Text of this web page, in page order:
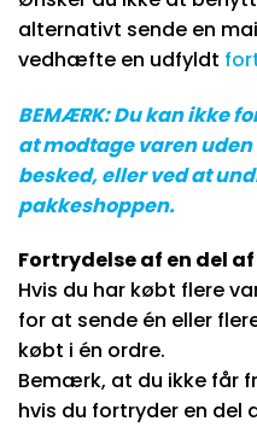
alternativt sende en
vedhæfte en udfyldt
BEMÆRK: Du kan ikke
at modtage varen
besked, eller ved at
pakkeshoppen.
Fortrydelse af en del
Hvis du har købt flere
for at sende én eller
købt i én ordre.
Bemærk, at du ikke får
hvis du fortryder en del